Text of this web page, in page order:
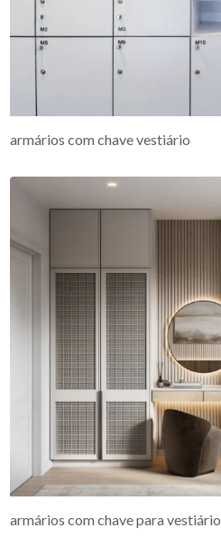
armários com chave vestiário
armários com chave para vestiário